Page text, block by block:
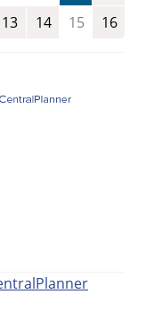
13 14 15 16